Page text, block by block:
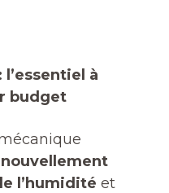
l’essentiel à
budget
l’humidité et